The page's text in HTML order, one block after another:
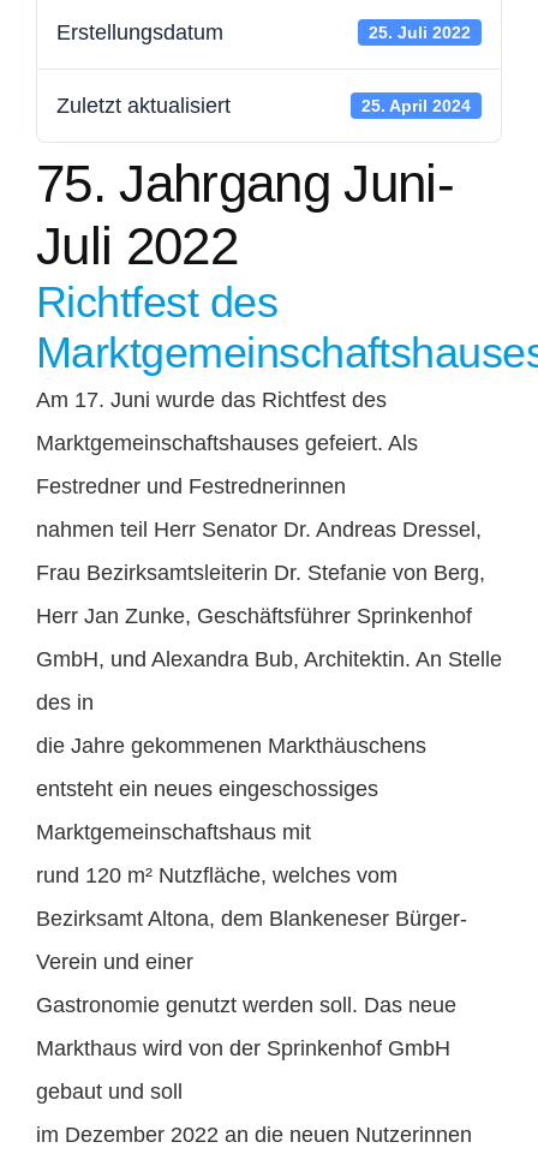
Mitglied werden
Kontakt
Spenden
Erstellungsdatum 25. Juli 2022
Zuletzt aktualisiert 25. April 2024
75. Jahrgang Juni-
Juli 2022
Richtfest des
Am 17. Juni wurde das Richtfest des
Marktgemeinschaftshauses gefeiert. Als
Festredner und Festrednerinnen
nahmen teil Herr Senator Dr. Andreas Dressel,
Frau Bezirksamtsleiterin Dr. Stefanie von Berg,
Herr Jan Zunke, Geschäftsführer Sprinkenhof
GmbH, und Alexandra Bub, Architektin. An Stelle
des in
die Jahre gekommenen Markthäuschens
entsteht ein neues eingeschossiges
Marktgemeinschaftshaus mit
rund 120 m² Nutzfläche, welches vom
Bezirksamt Altona, dem Blankeneser Bürger-
Verein und einer
Gastronomie genutzt werden soll. Das neue
Markthaus wird von der Sprinkenhof GmbH
gebaut und soll
im Dezember 2022 an die neuen Nutzerinnen